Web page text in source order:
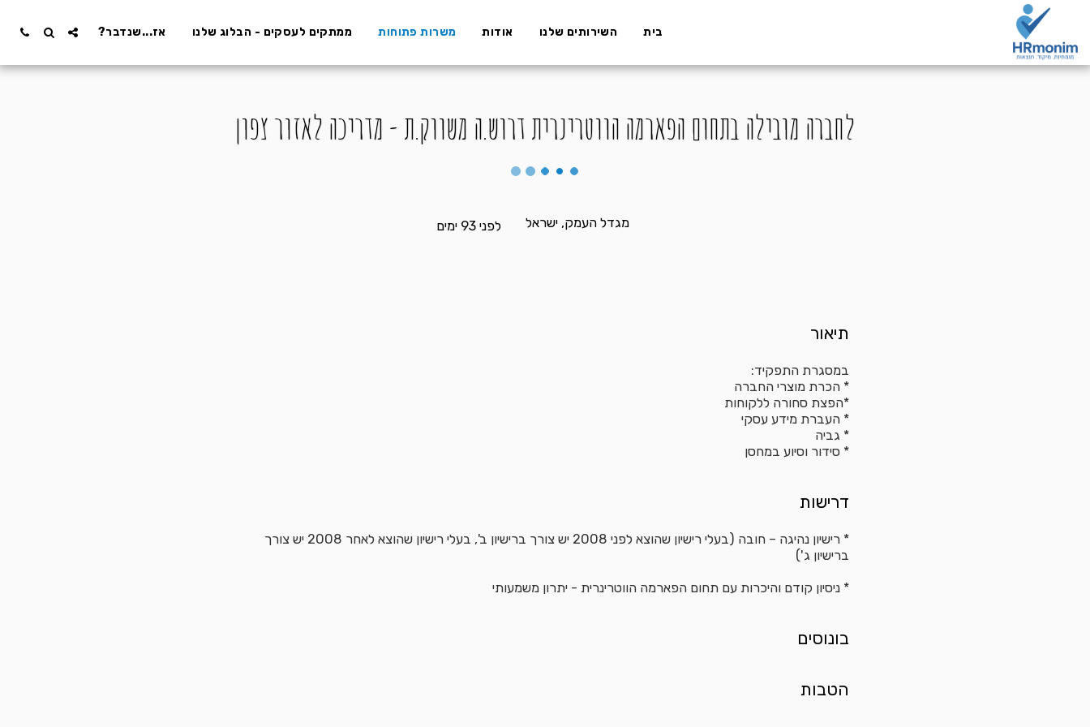
בית השירותים שלנו אודות משרות פתוחות ממתקים לעסקים - הבלוג שלנו אז...שנדבר?
לחברה מובילה בתחום הפארמה הווטרינרית דרוש.ה משווק.ת - מדריכה לאזור צפון
מגדל העמק, ישראל לפני 93 ימים
תיאור
במסגרת התפקיד:
* הכרת מוצרי החברה
*הפצת סחורה ללקוחות
* העברת מידע עסקי
* גביה
* סידור וסיוע במחסן
דרישות
* רישיון נהיגה – חובה (בעלי רישיון שהוצא לפני 2008 יש צורך ברישיון ב', בעלי רישיון שהוצא לאחר 2008 יש צורך
ברישיון ג')
* ניסיון קודם והיכרות עם תחום הפארמה הווטרינרית - יתרון משמעותי
בונוסים
הטבות